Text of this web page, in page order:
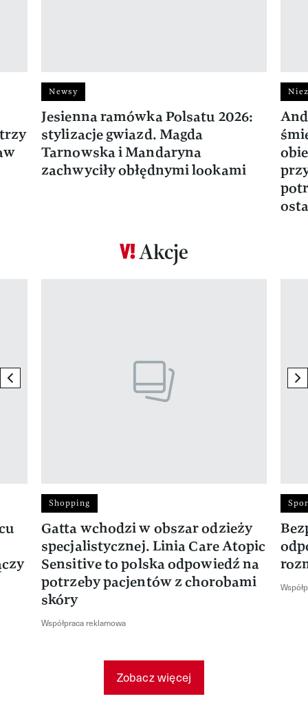
Newsy
Jesienna ramówka Polsatu 2026:
stylizacje gwiazd. Magda
Tarnowska i Mandaryna
zachwyciły obłędnymi lookami
Akcje
previous element
Shopping
Gatta wchodzi w obszar odzieży
specjalistycznej. Linia Care Atopic
Sensitive to polska odpowiedź na
potrzeby pacjentów z chorobami
skóry
Współpraca reklamowa
Zobacz więcej